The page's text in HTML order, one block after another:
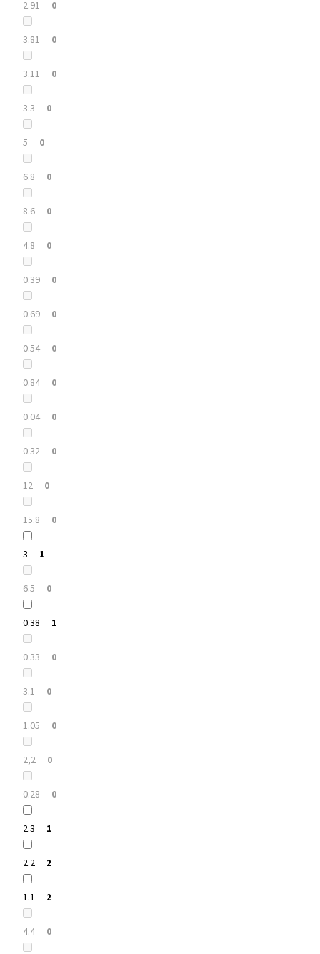
2.91 0
3.81 0
3.11 0
3.3 0
5 0
6.8 0
8.6 0
4.8 0
0.39 0
0.69 0
0.54 0
0.84 0
0.04 0
0.32 0
12 0
15.8 0
3 1
6.5 0
0.38 1
0.33 0
3.1 0
1.05 0
2,2 0
0.28 0
2.3 1
2.2 2
1.1 2
4.4 0